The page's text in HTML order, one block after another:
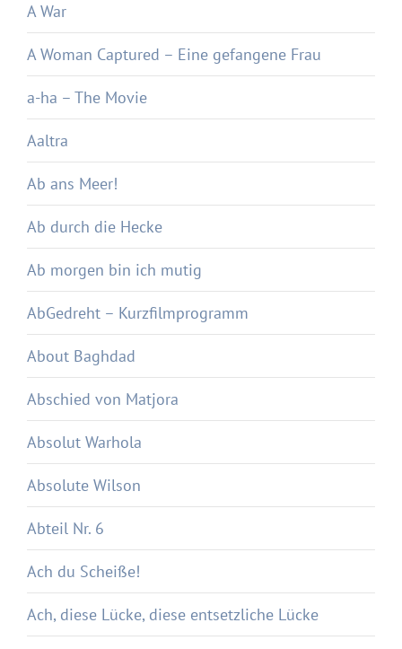
A War
A Woman Captured – Eine gefangene Frau
a-ha – The Movie
Aaltra
Ab ans Meer!
Ab durch die Hecke
Ab morgen bin ich mutig
AbGedreht – Kurzfilmprogramm
About Baghdad
Abschied von Matjora
Absolut Warhola
Absolute Wilson
Abteil Nr. 6
Ach du Scheiße!
Ach, diese Lücke, diese entsetzliche Lücke